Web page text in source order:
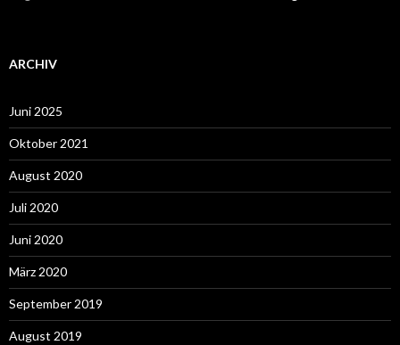
ARCHIV
Juni 2025
Oktober 2021
August 2020
Juli 2020
Juni 2020
März 2020
September 2019
August 2019